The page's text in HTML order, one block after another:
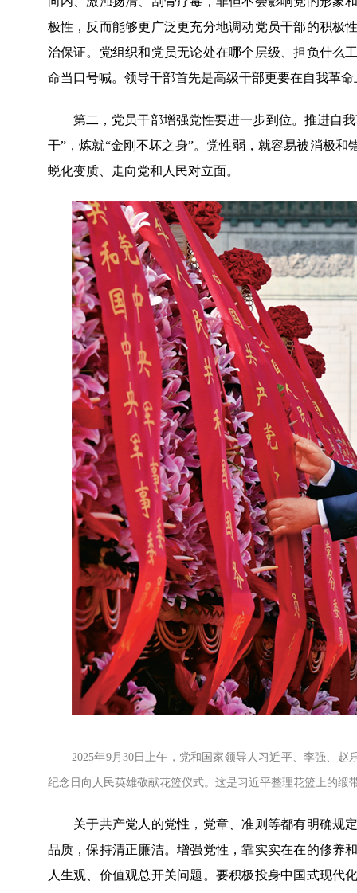
极性，反而能够更广泛更充分地调动党员干部的积极
治保证。党组织和党员无论处在哪个层级、担负什么
命当口号喊。领导干部首先是高级干部更要在自我革
第二，党员干部增强党性要进一步到位。推进自我
干”，炼就“金刚不坏之身”。党性弱，就容易被消极
蜕化变质、走向党和人民对立面。
2025年9月30日上午，党和国家领导人习近平、李强、赵
纪念日向人民英雄敬献花篮仪式。这是习近平整理花篮上的缎
关于共产党人的党性，党章、准则等都有明确规定
品质，保持清正廉洁。增强党性，靠实实在在的修养
人生观、价值观总开关问题。要积极投身中国式现代